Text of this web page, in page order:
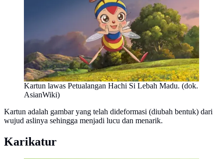
Kartun lawas Petualangan Hachi Si Lebah Madu. (dok.
AsianWiki)
Kartun adalah gambar yang telah dideformasi (diubah bentuk) dari
wujud aslinya sehingga menjadi lucu dan menarik.
Karikatur